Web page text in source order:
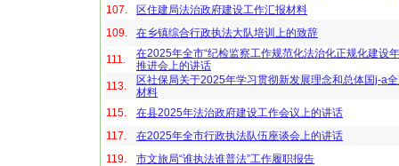
107.
区住建局法治政府建设工作汇报材料
109.
在乡镇综合行政执法大队培训上的致辞
111.
在2025年全市“纪检监察工作规范化法治化正规化建设
推进会上的讲话
113.
区社保局关于2025年学习贯彻新发展理念和总体国j-a
材料
115.
在县2025年法治政府建设工作会议上的讲话
117.
在2025年全市行政执法队伍座谈会上的讲话
119.
市文旅局“谁执法谁普法”工作履职报告